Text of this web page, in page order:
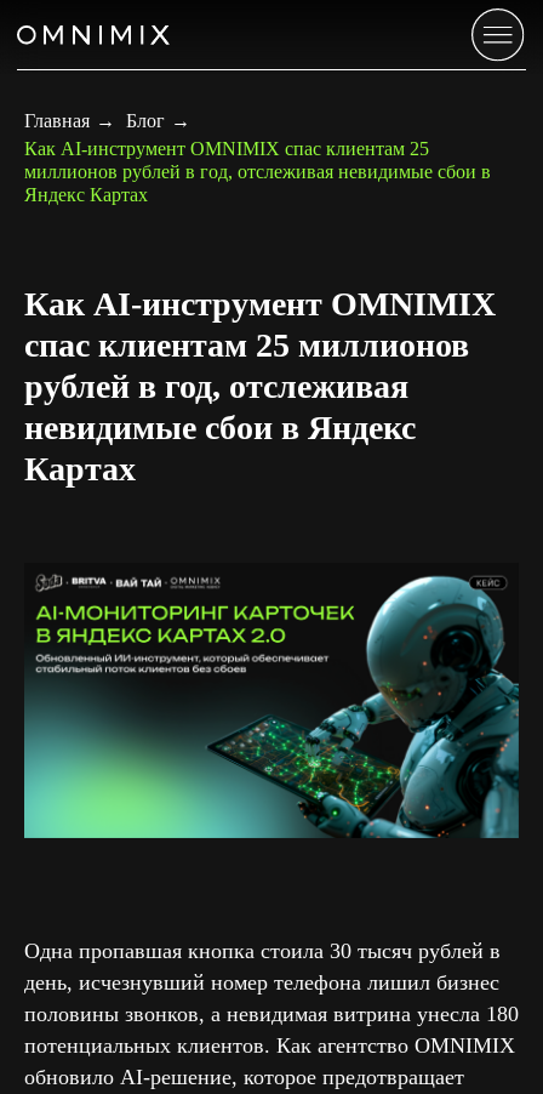
Главная → Блог →
Как AI-инструмент OMNIMIX спас клиентам 25
миллионов рублей в год, отслеживая невидимые сбои в
Яндекс Картах
Как AI-инструмент OMNIMIX
спас клиентам 25 миллионов
рублей в год, отслеживая
невидимые сбои в Яндекс
Картах
Одна пропавшая кнопка стоила 30 тысяч рублей в
день, исчезнувший номер телефона лишил бизнес
половины звонков, а невидимая витрина унесла 180
потенциальных клиентов. Как агентство OMNIMIX
обновило AI-решение, которое предотвращает